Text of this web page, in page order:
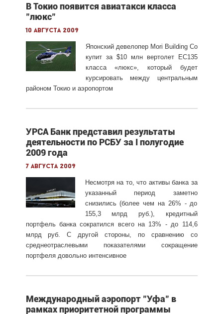
В Токио появится авиатакси класса
"люкс"
10 августа 2009
Японский девелопер Mori Building Co
купит за $10 млн вертолет EC135
класса «люкс», который будет
курсировать между центральным
районом Токио и аэропортом
УРСА Банк представил результаты
деятельности по РСБУ за I полугодие
2009 года
7 августа 2009
Несмотря на то, что активы банка за
указанный период заметно
снизились (более чем на 26% - до
155,3 млрд руб.), кредитный
портфель банка сократился всего на 13% - до 114,6
млрд руб. С другой стороны, по сравнению со
среднеотраслевыми показателями сокращение
портфеля довольно интенсивное
Международный аэропорт "Уфа" в
рамках приоритетной программы